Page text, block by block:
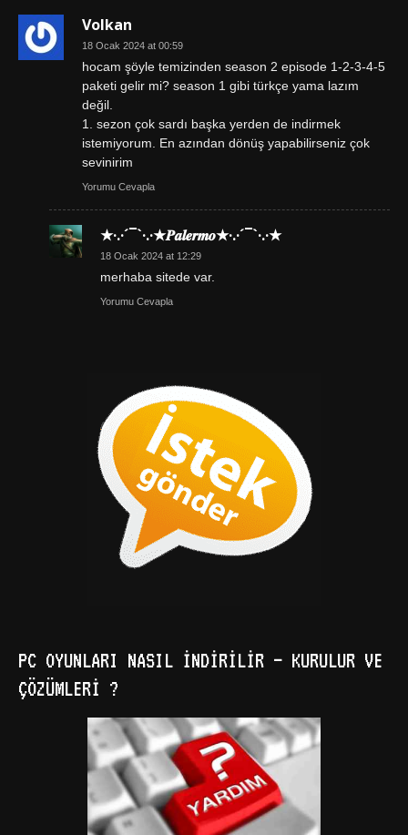
Volkan
18 Ocak 2024 at 00:59
hocam şöyle temizinden season 2 episode 1-2-3-4-5
paketi gelir mi? season 1 gibi türkçe yama lazım
değil.
1. sezon çok sardı başka yerden de indirmek
istemiyorum. En azından dönüş yapabilirseniz çok
sevinirim
Yorumu Cevapla
★·.·´¯`·.·★𝑷𝒂𝒍𝒆𝒓𝒎𝒐★·.·´¯`·.·★
18 Ocak 2024 at 12:29
merhaba sitede var.
Yorumu Cevapla
PC OYUNLARI NASIL İNDIRILIR – KURULUR VE
ÇÖZÜMLERI ?